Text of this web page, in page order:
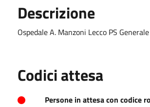
Descrizione
Ospedale A. Manzoni Lecco PS Generale
Codici attesa
Persone in attesa con codice